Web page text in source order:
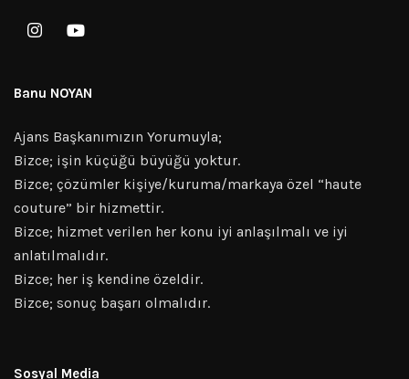
Banu NOYAN
Ajans Başkanımızın Yorumuyla;
Bizce; işin küçüğü büyüğü yoktur.
Bizce; çözümler kişiye/kuruma/markaya özel “haute
couture” bir hizmettir.
Bizce; hizmet verilen her konu iyi anlaşılmalı ve iyi
anlatılmalıdır.
Bizce; her iş kendine özeldir.
Bizce; sonuç başarı olmalıdır.
Sosyal Media